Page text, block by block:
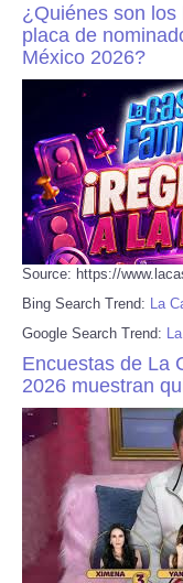
¿Quiénes son
placa de
México 2026?
Source: https://
Bing Search Trend: La
Google Search Trend:
Encuestas de La
2026 muestran